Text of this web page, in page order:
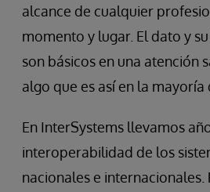
alcance de cualquier
momento y lugar. El dato y
son básicos en una atención
algo que es así en la mayoría
En InterSystems llevamos
interoperabilidad de los
nacionales e internacionales.